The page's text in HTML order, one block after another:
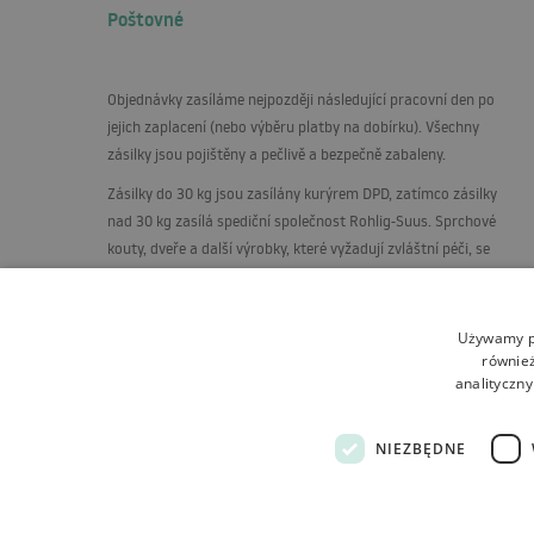
Poštovné
Objednávky zasíláme nejpozději následující pracovní den po
jejich zaplacení (nebo výběru platby na dobírku). Všechny
zásilky jsou pojištěny a pečlivě a bezpečně zabaleny.
Zásilky do 30 kg jsou zasílány kurýrem DPD, zatímco zásilky
nad 30 kg zasílá spediční společnost Rohlig-Suus. Sprchové
kouty, dveře a další výrobky, které vyžadují zvláštní péči, se
O obchodu Doprava
Używamy
NIEZBĘDNE